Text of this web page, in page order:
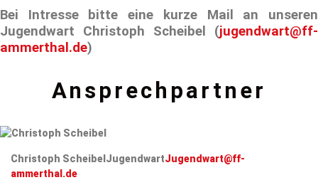
Bei Intresse bitte eine kurze Mail an unseren
Jugendwart Christoph Scheibel (jugendwart@ff-
ammerthal.de)
Ansprechpartner
Christoph Scheibel JugendwartJugendwart@ff-
ammerthal.de